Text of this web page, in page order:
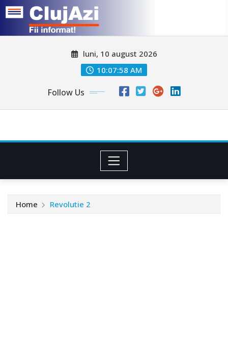
luni, 10 august 2026
10:08:00 AM
Follow Us
Home Revolutie 2